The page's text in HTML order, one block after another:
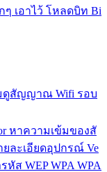
ๆ เอาไว้ โหลดบิท Bi
มดูสัญญาณ Wifi รอบ
หาความเข้มของสั
ยละเอียดอุปกรณ์ Ve
ส WEP WPA WPA